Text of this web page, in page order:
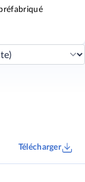
Télécharger